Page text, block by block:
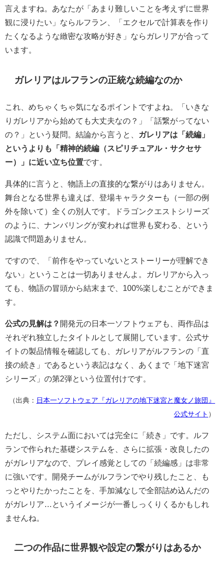
言えますね。あなたが「あまり難しいことを考えずに世界
観に浸りたい」ならルフラン、「エクセルで計算表を作り
たくなるような緻密な攻略が好き」ならガレリアが合って
います。
ガレリアはルフランの正統な続編なのか
これ、めちゃくちゃ気になるポイントですよね。「いきな
りガレリアから始めても大丈夫なの？」「話繋がってない
の？」という疑問。結論から言うと、
ガレリアは「続編」
というよりも「精神的続編（スピリチュアル・サクセサ
ー）」に近い立ち位置です。
具体的に言うと、物語上の直接的な繋がりはありません。
舞台となる世界も違えば、登場キャラクターも（一部の例
外を除いて）全くの別人です。ドラゴンクエストシリーズ
のように、ナンバリングが変われば世界も変わる、という
認識で問題ありません。
ですので、「前作をやっていないとストーリーが理解でき
ない」ということは一切ありませんよ。ガレリアから入っ
ても、物語の冒頭から結末まで、100%楽しむことができま
す。
公式の見解は？ 開発元の日本一ソフトウェアも、両作品は
それぞれ独立したタイトルとして展開しています。公式サ
イトの製品情報を確認しても、ガレリアがルフランの「直
接の続き」であるという表記はなく、あくまで「地下迷宮
シリーズ」の第2弾という位置付けです。
（出典：
日本一ソフトウェア『ガレリアの地下迷宮と魔女ノ旅団』
公式サイト ）
ただし、システム面においては完全に「続き」です。ルフ
ランで作られた基礎システムを、さらに拡張・改良したの
がガレリアなので、プレイ感覚としての「続編感」は非常
に強いです。開発チームがルフランでやり残したこと、も
っとやりたかったことを、手加減なしで全部詰め込んだの
がガレリア…というイメージが一番しっくりくるかもしれ
ませんね。
二つの作品に世界観や設定の繋がりはあるか